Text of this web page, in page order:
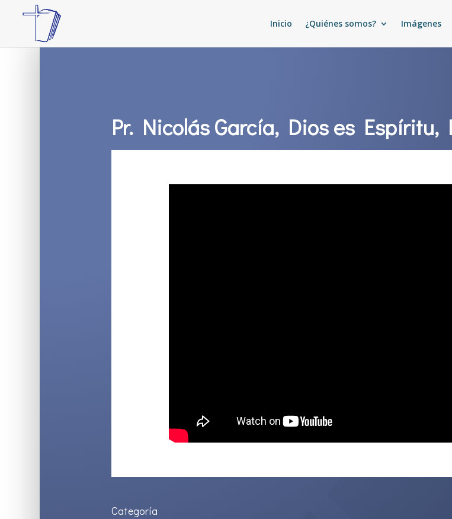
Inicio ¿Quiénes somos? Imágenes
Pr. Nicolás García, Dios es Espíritu,
Categoría